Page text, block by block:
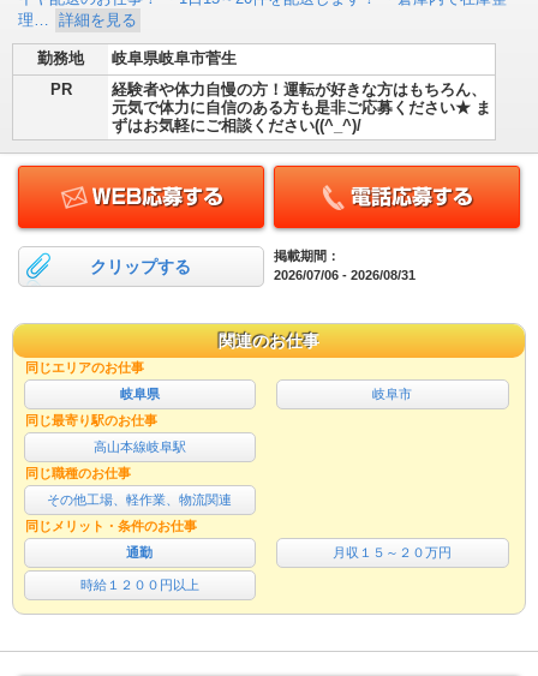
理…
詳細を見る
勤務地
岐阜県岐阜市菅生
PR
経験者や体力自慢の方！運転が好きな方はもちろん、
元気で体力に自信のある方も是非ご応募ください★ ま
ずはお気軽にご相談ください((^_^)/
クリップする
掲載期間：
2026/07/06 - 2026/08/31
関連のお仕事
同じエリアのお仕事
岐阜県
岐阜市
同じ最寄り駅のお仕事
高山本線岐阜駅
同じ職種のお仕事
その他工場、軽作業、物流関連
同じメリット・条件のお仕事
通勤
月収１５～２０万円
時給１２００円以上